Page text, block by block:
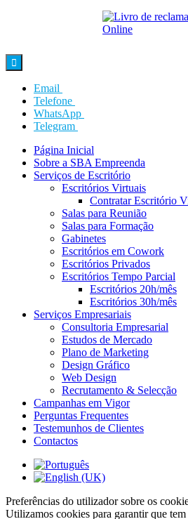

Email
Telefone
WhatsApp
Telegram
Página Inicial
Sobre a SBA Empreenda
Serviços de Escritório
Escritórios Virtuais
Contratar Escritório
Salas para Reunião
Salas para Formação
Gabinetes
Escritórios em Cowork
Escritórios Privados
Escritórios Tempo Parcial
Escritórios 20h/mês
Escritórios 30h/mês
Serviços Empresariais
Consultoria Empresarial
Estudos de Mercado
Plano de Marketing
Design Gráfico
Web Design
Recrutamento & Selecção
Campanhas em Vigor
Perguntas Frequentes
Testemunhos de Clientes
Contactos
Preferências do utilizador sobre os
Utilizamos cookies para garantir que